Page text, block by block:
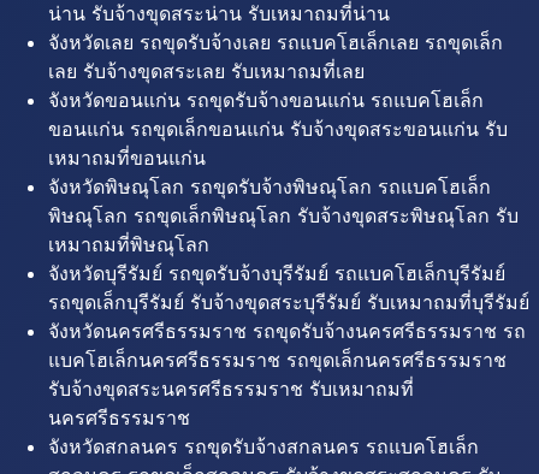
น่าน รับจ้างขุดสระน่าน รับเหมาถมที่น่าน
จังหวัดเลย รถขุดรับจ้างเลย รถแบคโฮเล็กเลย รถขุดเล็ก
เลย รับจ้างขุดสระเลย รับเหมาถมที่เลย
จังหวัดขอนแก่น รถขุดรับจ้างขอนแก่น รถแบคโฮเล็ก
ขอนแก่น รถขุดเล็กขอนแก่น รับจ้างขุดสระขอนแก่น รับ
เหมาถมที่ขอนแก่น
จังหวัดพิษณุโลก รถขุดรับจ้างพิษณุโลก รถแบคโฮเล็ก
พิษณุโลก รถขุดเล็กพิษณุโลก รับจ้างขุดสระพิษณุโลก รับ
เหมาถมที่พิษณุโลก
จังหวัดบุรีรัมย์ รถขุดรับจ้างบุรีรัมย์ รถแบคโฮเล็กบุรีรัมย์
รถขุดเล็กบุรีรัมย์ รับจ้างขุดสระบุรีรัมย์ รับเหมาถมที่บุรีรัมย์
จังหวัดนครศรีธรรมราช รถขุดรับจ้างนครศรีธรรมราช รถ
แบคโฮเล็กนครศรีธรรมราช รถขุดเล็กนครศรีธรรมราช
รับจ้างขุดสระนครศรีธรรมราช รับเหมาถมที่
นครศรีธรรมราช
จังหวัดสกลนคร รถขุดรับจ้างสกลนคร รถแบคโฮเล็ก